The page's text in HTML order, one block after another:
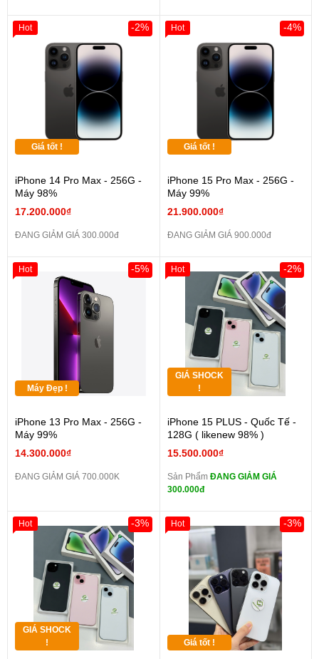
Giá tốt !
iPhone 14 Pro Max - 256G -
Máy 98%
17.200.000₫
-2%
ĐANG GIẢM GIÁ 300.000đ
Hot
Giá tốt !
iPhone 15 Pro Max - 256G -
Máy 99%
21.900.000₫
-4%
ĐANG GIẢM GIÁ 900.000đ
Hot
Máy Đẹp !
iPhone 13 Pro Max - 256G -
Máy 99%
14.300.000₫
-5%
ĐANG GIẢM GIÁ 700.000K
Hot
GIÁ SHOCK
!
iPhone 15 PLUS - Quốc Tế -
128G ( likenew 98% )
15.500.000₫
-2%
Sản Phẩm ĐANG GIẢM GIÁ
300.000đ
Hot
GIÁ SHOCK
!
-3%
Hot
Giá tốt !
-3%
Hot